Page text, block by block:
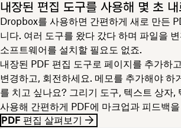
내장된 편집 도구를 사용해 몇 초
Dropbox를 사용하면 간편하게 새로 만든
니다. 여러 도구를 왔다 갔다 하며 파일을
소프트웨어를 설치할 필요도 없죠.
내장된 PDF 편집 도구로 페이지를 추가하
변경하고, 회전하세요. 메모를 추가해야 하
를 치고 싶나요? 그리기 도구, 텍스트 상자,
사용해 간편하게 PDF에 마크업과 피드백
PDF 편집 살펴보기